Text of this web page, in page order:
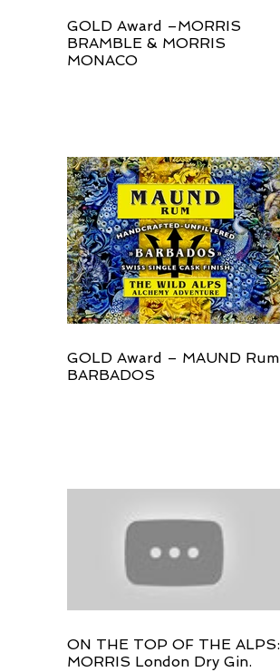
GOLD Award –MORRIS
BRAMBLE & MORRIS
MONACO
GOLD Award – MAUND Rum
BARBADOS
ON THE TOP OF THE ALPS:
MORRIS London Dry Gin.